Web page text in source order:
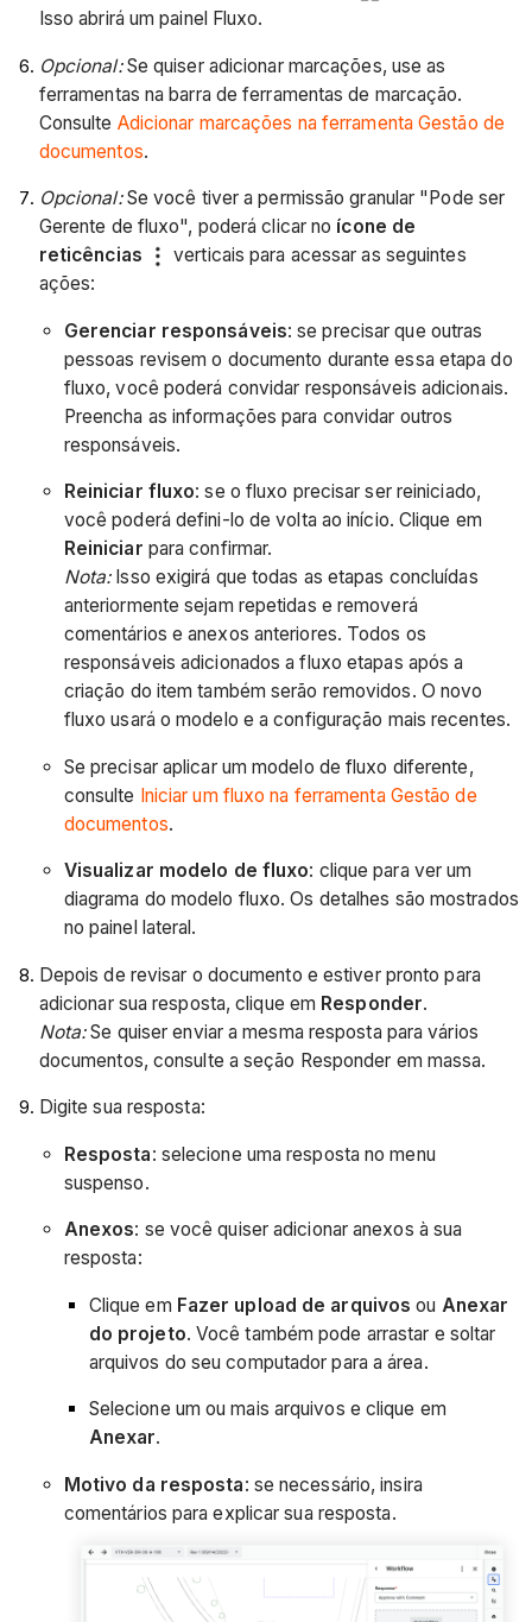
Isso abrirá um painel Fluxo.
Opcional:Se quiser adicionar marcações, use as
ferramentas na barra de ferramentas de marcação.
Consulte Adicionar marcações na ferramenta Gestão de
documentos.
Opcional:Se você tiver a permissão granular "Pode ser
Gerente de fluxo", poderá clicar no ícone de
reticências
verticais para acessar as seguintes
ações:
Gerenciar responsáveis: se precisar que outras
pessoas revisem o documento durante essa etapa do
fluxo, você poderá convidar responsáveis adicionais.
Preencha as informações para convidar outros
responsáveis.
Reiniciar fluxo: se o fluxo precisar ser reiniciado,
você poderá defini-lo de volta ao início. Clique em
Reiniciar para confirmar.
Nota:Isso exigirá que todas as etapas concluídas
anteriormente sejam repetidas e removerá
comentários e anexos anteriores. Todos os
responsáveis adicionados a fluxo etapas após a
criação do item também serão removidos. O novo
fluxo usará o modelo e a configuração mais recentes.
Se precisar aplicar um modelo de fluxo diferente,
consulte Iniciar um fluxo na ferramenta Gestão de
documentos.
Visualizar modelo de fluxo: clique para ver um
diagrama do modelo fluxo. Os detalhes são mostrados
no painel lateral.
Depois de revisar o documento e estiver pronto para
adicionar sua resposta, clique em Responder.
Nota:Se quiser enviar a mesma resposta para vários
documentos, consulte a seção Responder em massa.
Digite sua resposta:
Resposta: selecione uma resposta no menu
suspenso.
Anexos: se você quiser adicionar anexos à sua
resposta:
Clique em Fazer upload de arquivos ou Anexar
do projeto. Você também pode arrastar e soltar
arquivos do seu computador para a área.
Selecione um ou mais arquivos e clique em
Anexar.
Motivo da resposta: se necessário, insira
comentários para explicar sua resposta.